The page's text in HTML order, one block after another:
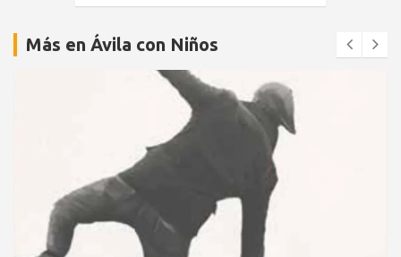
Más en Ávila con Niños